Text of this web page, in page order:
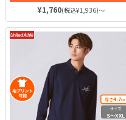
¥1,760(税込¥1,936)～
厚さ4.7oz
サイズ
S〜XXL